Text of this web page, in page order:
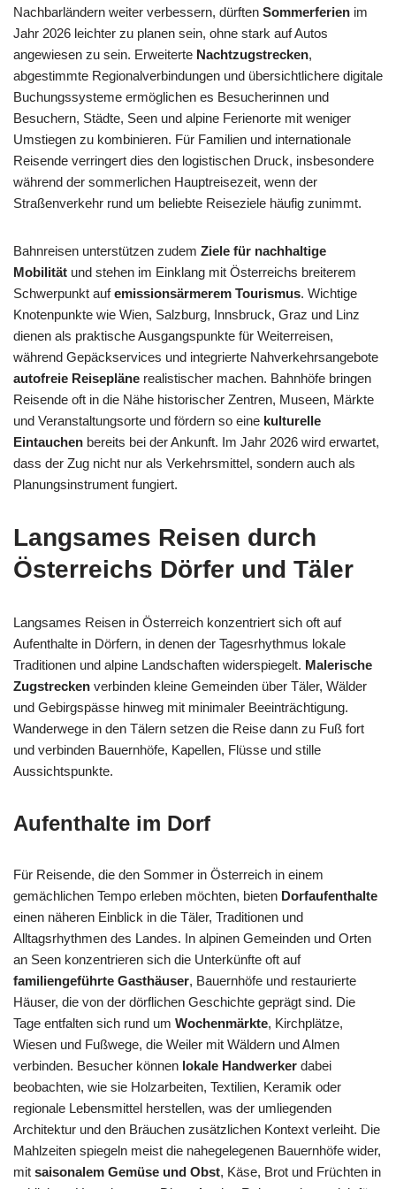
Nachbarländern weiter verbessern, dürften Sommerferien im
Jahr 2026 leichter zu planen sein, ohne stark auf Autos
angewiesen zu sein. Erweiterte Nachtzugstrecken,
abgestimmte Regionalverbindungen und übersichtlichere digitale
Buchungssysteme ermöglichen es Besucherinnen und
Besuchern, Städte, Seen und alpine Ferienorte mit weniger
Umstiegen zu kombinieren. Für Familien und internationale
Reisende verringert dies den logistischen Druck, insbesondere
während der sommerlichen Hauptreisezeit, wenn der
Straßenverkehr rund um beliebte Reiseziele häufig zunimmt.
Bahnreisen unterstützen zudem Ziele für nachhaltige
Mobilität und stehen im Einklang mit Österreichs breiterem
Schwerpunkt aufemissionsärmerem Tourismus. Wichtige
Knotenpunkte wie Wien, Salzburg, Innsbruck, Graz und Linz
dienen als praktische Ausgangspunkte für Weiterreisen,
während Gepäckservices und integrierte Nahverkehrsangebote
autofreie Reisepläne realistischer machen. Bahnhöfe bringen
Reisende oft in die Nähe historischer Zentren, Museen, Märkte
und Veranstaltungsorte und fördern so eine kulturelle
Eintauchen bereits bei der Ankunft. Im Jahr 2026 wird erwartet,
dass der Zug nicht nur als Verkehrsmittel, sondern auch als
Planungsinstrument fungiert.
Langsames Reisen durch
Österreichs Dörfer und Täler
Langsames Reisen in Österreich konzentriert sich oft auf
Aufenthalte in Dörfern, in denen der Tagesrhythmus lokale
Traditionen und alpine Landschaften widerspiegelt. Malerische
Zugstrecken verbinden kleine Gemeinden über Täler, Wälder
und Gebirgspässe hinweg mit minimaler Beeinträchtigung.
Wanderwege in den Tälern setzen die Reise dann zu Fuß fort
und verbinden Bauernhöfe, Kapellen, Flüsse und stille
Aussichtspunkte.
Aufenthalte im Dorf
Für Reisende, die den Sommer in Österreich in einem
gemächlichen Tempo erleben möchten, bieten Dorfaufenthalte
einen näheren Einblick in die Täler, Traditionen und
Alltagsrhythmen des Landes. In alpinen Gemeinden und Orten
an Seen konzentrieren sich die Unterkünfte oft auf
familiengeführte Gasthäuser, Bauernhöfe und restaurierte
Häuser, die von der dörflichen Geschichte geprägt sind. Die
Tage entfalten sich rund um Wochenmärkte, Kirchplätze,
Wiesen und Fußwege, die Weiler mit Wäldern und Almen
verbinden. Besucher können lokale Handwerker dabei
beobachten, wie sie Holzarbeiten, Textilien, Keramik oder
regionale Lebensmittel herstellen, was der umliegenden
Architektur und den Bräuchen zusätzlichen Kontext verleiht. Die
Mahlzeiten spiegeln meist die nahegelegenen Bauernhöfe wider,
mit saisonalem Gemüse und Obst, Käse, Brot und Früchten in